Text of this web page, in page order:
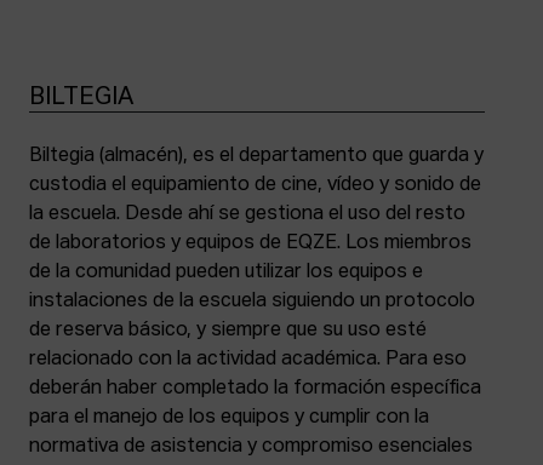
BILTEGIA
Biltegia (almacén), es el departamento que guarda y
custodia el equipamiento de cine, vídeo y sonido de
la escuela. Desde ahí se gestiona el uso del resto
de laboratorios y equipos de EQZE. Los miembros
de la comunidad pueden utilizar los equipos e
instalaciones de la escuela siguiendo un protocolo
de reserva básico, y siempre que su uso esté
relacionado con la actividad académica. Para eso
deberán haber completado la formación específica
para el manejo de los equipos y cumplir con la
normativa de asistencia y compromiso esenciales